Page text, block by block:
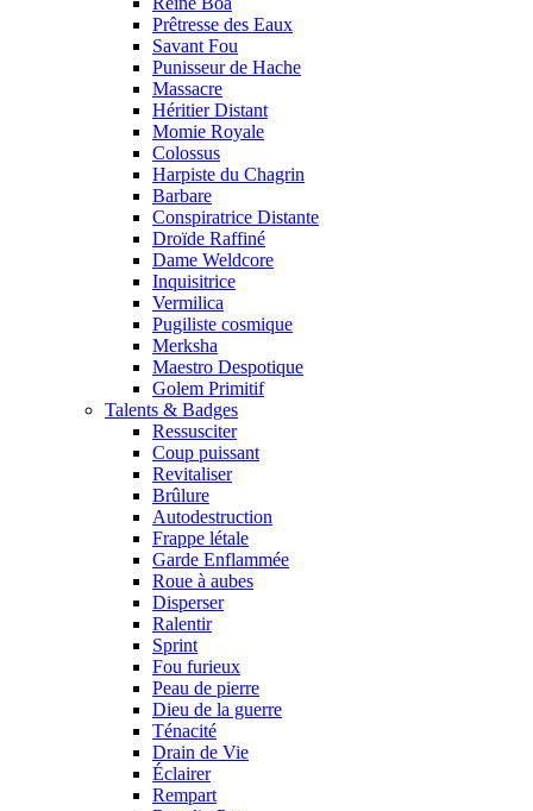
Prêtresse des Eaux
Savant Fou
Punisseur de Hache
Massacre
Héritier Distant
Momie Royale
Colossus
Harpiste du Chagrin
Barbare
Conspiratrice Distante
Droïde Raffiné
Dame Weldcore
Inquisitrice
Vermilica
Pugiliste cosmique
Merksha
Maestro Despotique
Golem Primitif
Talents & Badges
Ressusciter
Coup puissant
Revitaliser
Brûlure
Autodestruction
Frappe létale
Garde Enflammée
Roue à aubes
Disperser
Ralentir
Sprint
Fou furieux
Peau de pierre
Dieu de la guerre
Ténacité
Drain de Vie
Éclairer
Rempart